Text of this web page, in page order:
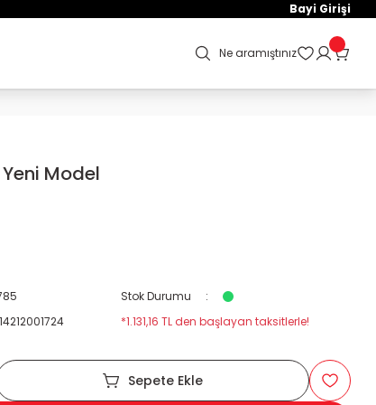
Bayi Girişi
Ne aramıştınız
Model
Stok Durumu
*1.131,16 TL den başlayan taksitlerle!
Sepete Ekle